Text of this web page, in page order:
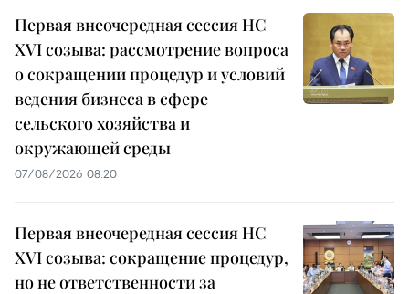
Первая внеочередная сессия НС
XVI созыва: рассмотрение вопроса
о сокращении процедур и условий
ведения бизнеса в сфере
сельского хозяйства и
окружающей среды
07/08/2026 08:20
Первая внеочередная сессия НС
XVI созыва: сокращение процедур,
но не ответственности за